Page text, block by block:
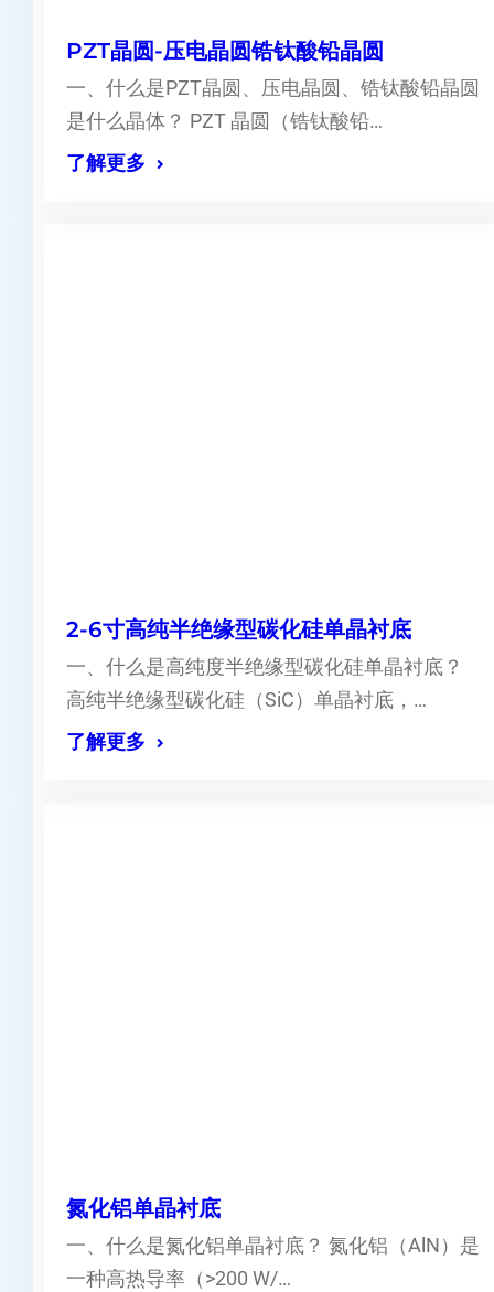
PZT晶圆-压电晶圆锆钛酸铅晶圆
一、什么是PZT晶圆、压电晶圆、锆钛酸铅晶圆
是什么晶体？ PZT 晶圆（锆钛酸铅…
了解更多
2-6寸高纯半绝缘型碳化硅单晶衬底
一、什么是高纯度半绝缘型碳化硅单晶衬底？
高纯半绝缘型碳化硅（SiC）单晶衬底，…
了解更多
氮化铝单晶衬底
一、什么是氮化铝单晶衬底？ 氮化铝（AlN）是
一种高热导率（>200 W/…